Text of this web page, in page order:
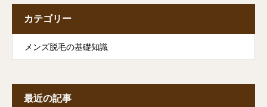
カテゴリー
メンズ脱毛の基礎知識
最近の記事